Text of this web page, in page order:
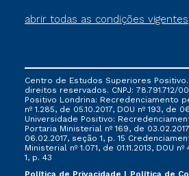
abrir todas as condições vigentes
vigente, que ainda não tenham
tenham cancelado ou trancado
via FIES, Prouni e outros
não se acumula com nenhuma
ofertada pela Instituição.
Centro de Estudos Superiores
direitos reservados. CNPJ: 78.791.712/
Positivo Londrina: Recredenciamento
nº 1.285, de 05.10.2017, DOU nº 193, de
Universidade Positivo:
Portaria Ministerial nº 169, de
06.02.2017, seção 1, p. 15
Ministerial nº 1.071, de 01.11.2013, DOU
1, p. 43
Política de Privacidade
Política de